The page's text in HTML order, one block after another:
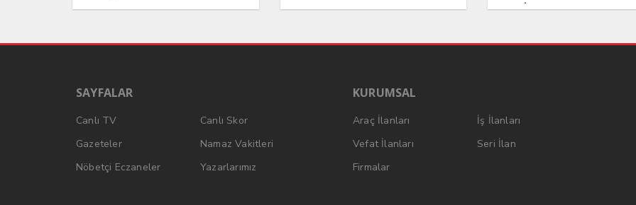
BAZ İSTASYONU
SAYFALAR
Canlı TV
Canlı Skor
Gazeteler
Namaz Vakitleri
Nöbetçi Eczaneler
Yazarlarımız
KURUMSAL
Araç İlanları
İş İlanları
Vefat İlanları
Seri İlan
Firmalar